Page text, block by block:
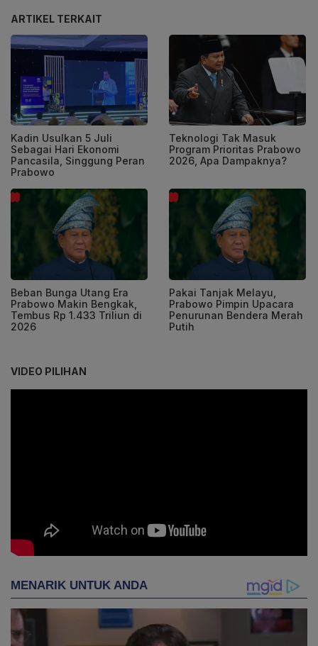
ARTIKEL TERKAIT
Kadin Usulkan 5 Juli
Sebagai Hari Ekonomi
Pancasila, Singgung Peran
Prabowo
Teknologi Tak Masuk
Program Prioritas Prabowo
2026, Apa Dampaknya?
Beban Bunga Utang Era
Prabowo Makin Bengkak,
Tembus Rp 1.433 Triliun di
2026
Pakai Tanjak Melayu,
Prabowo Pimpin Upacara
Penurunan Bendera Merah
Putih
VIDEO PILIHAN